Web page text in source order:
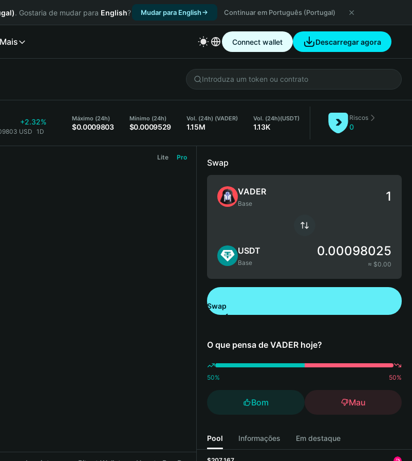
. Gostaria de mudar para English? Mudar para English Continuar em Português (Portugal)
Mais Connect wallet Descarregar agora
+2.32%
USD 1D
Máximo (24h)
$0.0009803
Mínimo (24h)
$0.0009529
Vol. (24h) (VADER)
1.15M
Vol. (24h)(USDT)
1.13K
Riscos
0
Lite Pro
Swap
VADER
Base
USDT
Base
0.00098025
≈ $0.00
Swap
O que pensa de VADER hoje?
50% 50%
Bom Mau
Pool Informações Em destaque